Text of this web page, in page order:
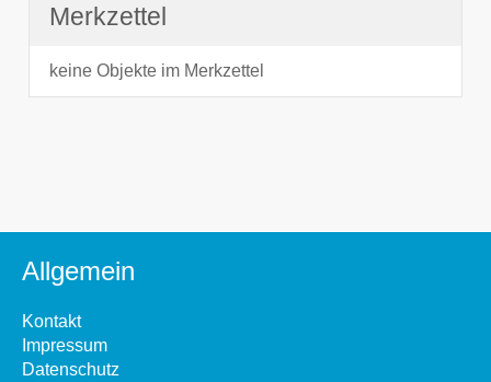
Merkzettel
keine Objekte im Merkzettel
Allgemein
Kontakt
Impressum
Datenschutz